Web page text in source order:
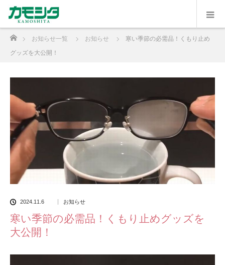
ホーム
お知らせ一覧 お知らせ
寒い季節の必需品！くもり止め
グッズを大公開！
2024.11.6 お知らせ
寒い季節の必需品！くもり止めグッズを
大公開！